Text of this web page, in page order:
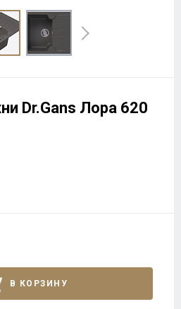
Dr.Gans Лора 620
В КОРЗИНУ